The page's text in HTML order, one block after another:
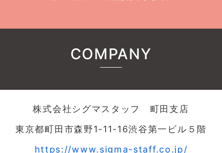
COMPANY
株式会社シグマスタッフ 町田支店
東京都町田市森野1-11-16渋谷第一ビル５階
https://www.sigma-staff.co.jp/